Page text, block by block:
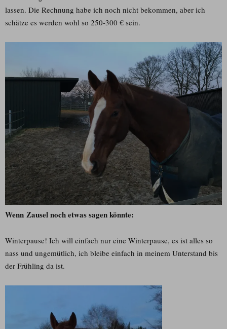
lassen. Die Rechnung habe ich noch nicht bekommen, aber ich
schätze es werden wohl so 250-300 € sein.
Wenn Zausel noch etwas sagen könnte:
Winterpause! Ich will einfach nur eine Winterpause, es ist alles so
nass und ungemütlich, ich bleibe einfach in meinem Unterstand bis
der Frühling da ist.